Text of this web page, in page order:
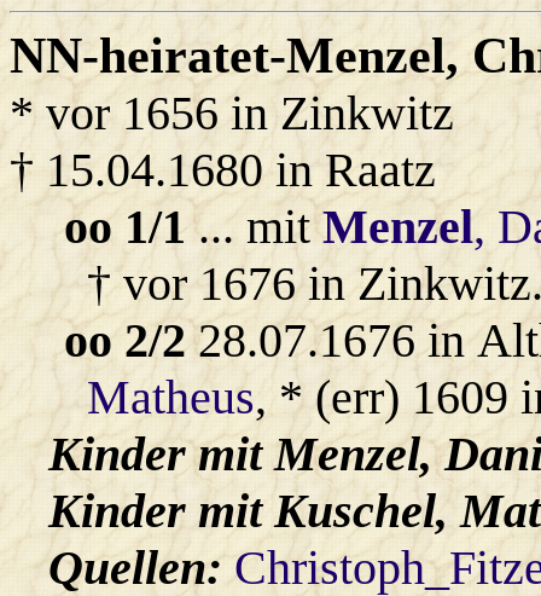
NN-heiratet-Menzel,
* vor 1656 in Zinkwitz
† 15.04.1680 in Raatz
oo 1/1... mitMenzel,
† vor 1676 in
oo 2/228.07.1676 in
Matheus, * (err) 1609
Kinder mitMenzel,
Kinder mitKuschel,
Quellen: